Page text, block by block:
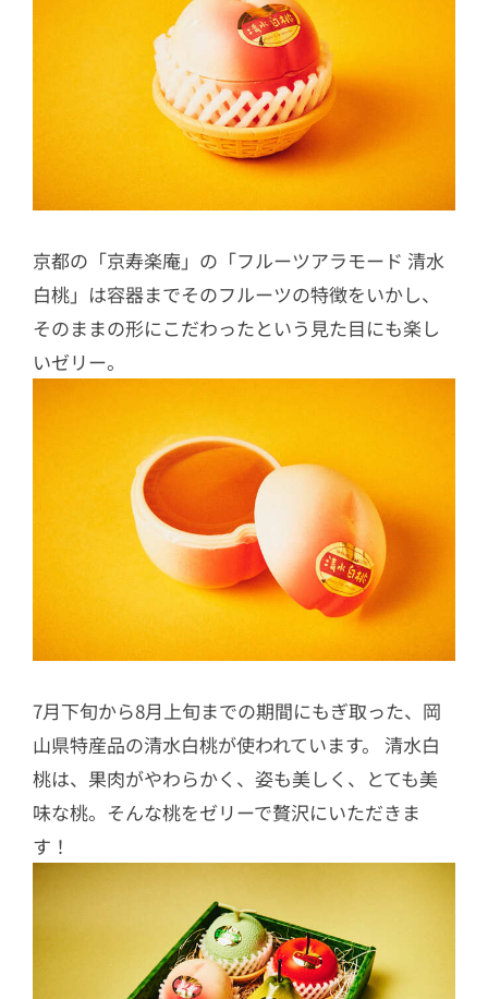
京都の「京寿楽庵」の「フルーツアラモード 清水
白桃」は容器までそのフルーツの特徴をいかし、
そのままの形にこだわったという見た目にも楽し
いゼリー。
7月下旬から8月上旬までの期間にもぎ取った、岡
山県特産品の清水白桃が使われています。 清水白
桃は、果肉がやわらかく、姿も美しく、とても美
味な桃。そんな桃をゼリーで贅沢にいただきま
す！